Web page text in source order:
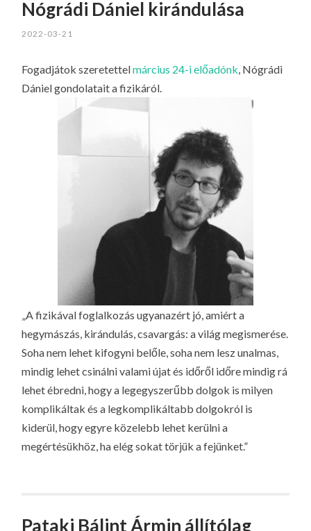
Nógrádi Dániel kirándulása
2022-03-21
Fogadjátok szeretettelmárcius 24-i előadónk, Nógrádi
Dániel gondolatait a fizikáról.
„A fizikával foglalkozás ugyanazért jó, amiért a
hegymászás, kirándulás, csavargás: a világ megismerése.
Soha nem lehet kifogyni belőle, soha nem lesz unalmas,
mindig lehet csinálni valami újat és időről időre mindig rá
lehet ébredni, hogy a legegyszerűbb dolgok is milyen
komplikáltak és a legkomplikáltabb dolgokról is
kiderül, hogy egyre közelebb lehet kerülni a
megértésükhöz, ha elég sokat törjük a fejünket.”
Pataki Bálint Ármin állítólag